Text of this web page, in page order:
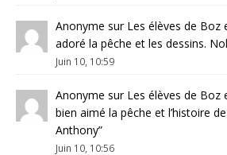
Anonyme sur Les élèves de Boz
adoré la pêche et les dessins.
Juin 10, 10:59
Anonyme sur Les élèves de Boz
bien aimé la pêche et l’histoire
Anthony”
Juin 10, 10:56